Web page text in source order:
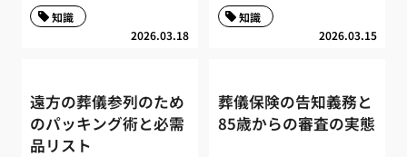
2026.03.18
知識
2026.03.15
知識
遠方の葬儀参列のため
のパッキング術と必需
品リスト
葬儀保険の告知義務と
85歳からの審査の実態